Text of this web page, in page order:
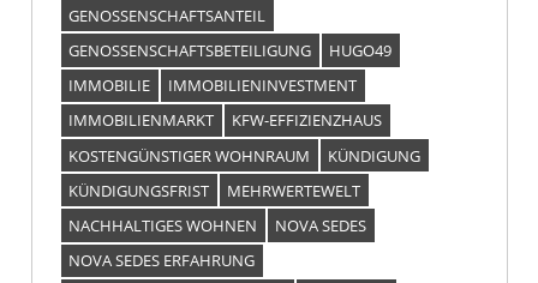
GENOSSENSCHAFTSANTEIL
GENOSSENSCHAFTSBETEILIGUNG
HUGO49
IMMOBILIE
IMMOBILIENINVESTMENT
IMMOBILIENMARKT
KFW-EFFIZIENZHAUS
KOSTENGÜNSTIGER WOHNRAUM
KÜNDIGUNG
KÜNDIGUNGSFRIST
MEHRWERTEWELT
NACHHALTIGES WOHNEN
NOVA SEDES
NOVA SEDES ERFAHRUNG